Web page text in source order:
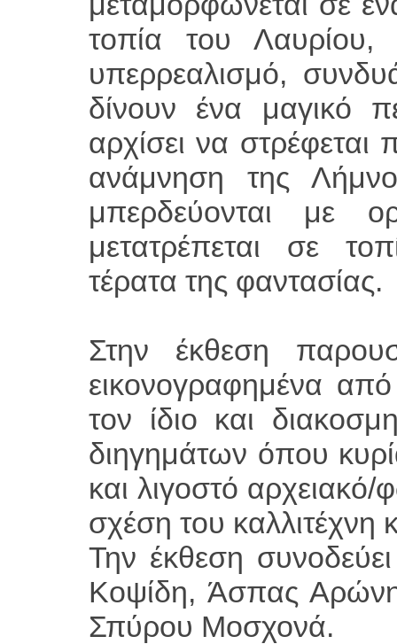
τοπία του
υπερρεαλισμό,
δίνουν ένα μαγικό
αρχίσει να στρέφεται
ανάμνηση της
μπερδεύονται με
μετατρέπεται σε
τέρατα της φαντασίας.
Στην έκθεση
εικονογραφημένα
τον ίδιο και
διηγημάτων όπου
και λιγοστό αρχειακό/
σχέση του καλλιτέχνη
Την έκθεση
Κοψίδη, Άσπας
Σπύρου Μοσχονά.